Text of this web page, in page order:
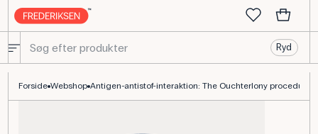
Ryd
Forside Webshop Antigen-antistof-interaktion: The Ouchterlony procedure